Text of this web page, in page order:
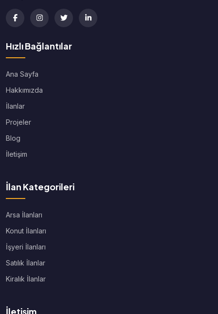
Hızlı Bağlantılar
Ana Sayfa
Hakkımızda
İlanlar
Projeler
Blog
İletişim
İlan Kategorileri
Arsa İlanları
Konut İlanları
İşyeri İlanları
Satılık İlanlar
Kiralık İlanlar
İletişim